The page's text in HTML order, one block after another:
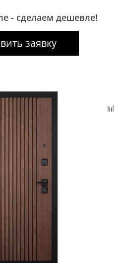
- сделаем дешевле!
заявку